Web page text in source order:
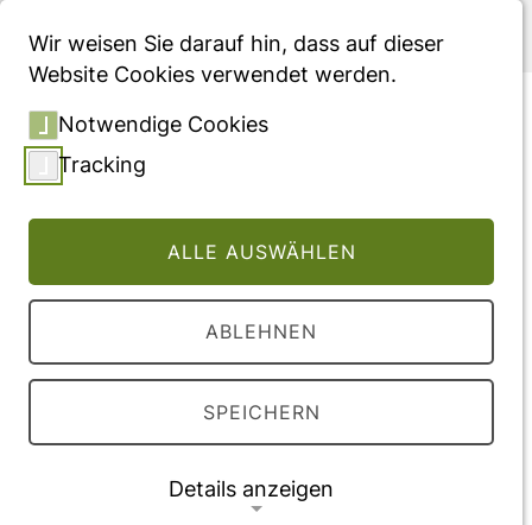
Menü
Parametrization of the
Solution Set of a Matricial
Truncated Hamburger
Moment Problem by a Schur
Type Algorithm
Vollversion des Beitrages
10.1007/978-3-030-76473-9_9
2021
Wir weisen Sie darauf hin, dass auf dieser
Website Cookies verwendet werden.
Notwendige Cookies
Tracking
ALLE AUSWÄHLEN
ABLEHNEN
SPEICHERN
Details anzeigen